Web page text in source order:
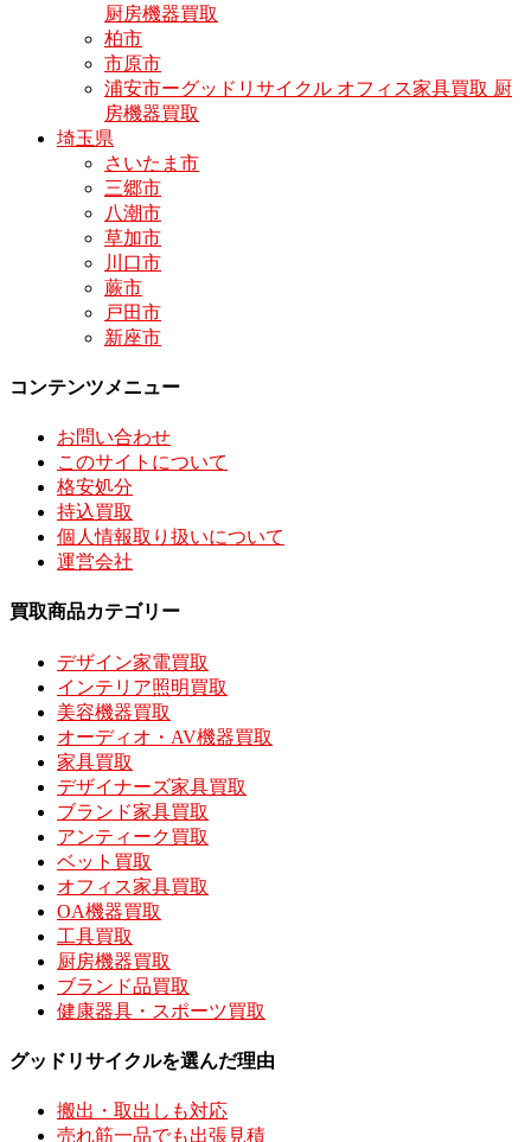
厨房機器買取
柏市
市原市
浦安市ーグッドリサイクル オフィス家具買取 厨
房機器買取
埼玉県
さいたま市
三郷市
八潮市
草加市
川口市
蕨市
戸田市
新座市
コンテンツメニュー
お問い合わせ
このサイトについて
格安処分
持込買取
個人情報取り扱いについて
運営会社
買取商品カテゴリー
デザイン家電買取
インテリア照明買取
美容機器買取
オーディオ・AV機器買取
家具買取
デザイナーズ家具買取
ブランド家具買取
アンティーク買取
ベット買取
オフィス家具買取
OA機器買取
工具買取
厨房機器買取
ブランド品買取
健康器具・スポーツ買取
グッドリサイクルを選んだ理由
搬出・取出しも対応
売れ筋一品でも出張見積